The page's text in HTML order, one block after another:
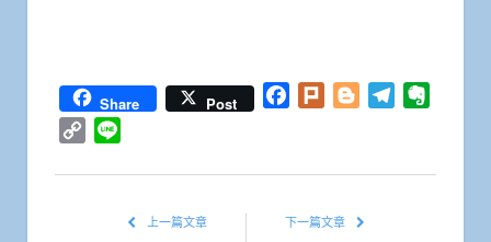
Share Post Facebook
Plurk BloggerTelegram
Copy
上一篇文章 下一篇文章